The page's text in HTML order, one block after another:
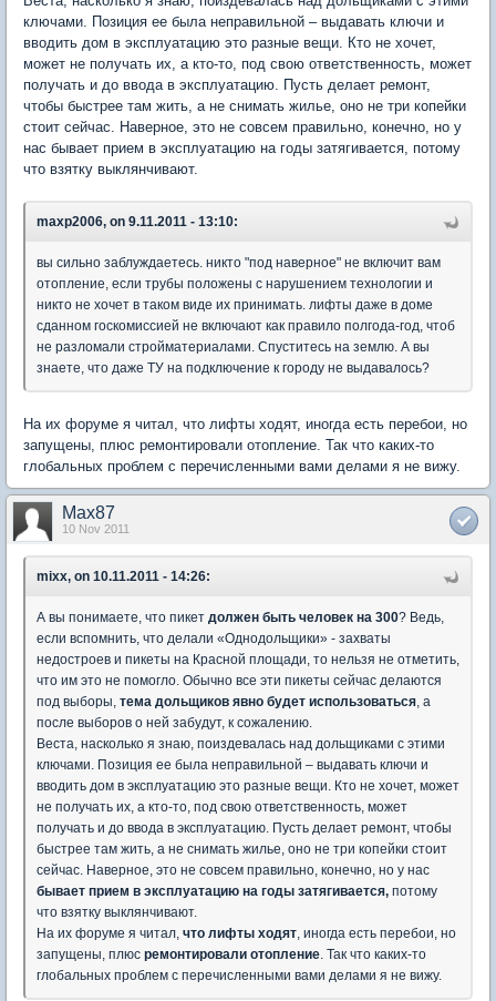
ключами. Позиция ее была неправильной – выдавать ключи и
вводить дом в эксплуатацию это разные вещи. Кто не хочет,
может не получать их, а кто-то, под свою ответственность, может
получать и до ввода в эксплуатацию. Пусть делает ремонт,
чтобы быстрее там жить, а не снимать жилье, оно не три копейки
стоит сейчас. Наверное, это не совсем правильно, конечно, но у
нас бывает прием в эксплуатацию на годы затягивается, потому
что взятку выклянчивают.
maxp2006, on 9.11.2011 - 13:10:
вы сильно заблуждаетесь. никто "под наверное" не включит вам
отопление, если трубы положены с нарушением технологии и
никто не хочет в таком виде их принимать. лифты даже в доме
сданном госкомиссией не включают как правило полгода-год, чтоб
не разломали стройматериалами. Спуститесь на землю. А вы
знаете, что даже ТУ на подключение к городу не выдавалось?
На их форуме я читал, что лифты ходят, иногда есть перебои, но
запущены, плюс ремонтировали отопление. Так что каких-то
глобальных проблем с перечисленными вами делами я не вижу.
Max87
10 Nov 2011
mixx, on 10.11.2011 - 14:26:
А вы понимаете, что пикет должен быть человек на 300? Ведь,
если вспомнить, что делали «Однодольщики» - захваты
недостроев и пикеты на Красной площади, то нельзя не отметить,
что им это не помогло. Обычно все эти пикеты сейчас делаются
под выборы, тема дольщиков явно будет использоваться, а
после выборов о ней забудут, к сожалению.
Веста, насколько я знаю, поиздевалась над дольщиками с этими
ключами. Позиция ее была неправильной – выдавать ключи и
вводить дом в эксплуатацию это разные вещи. Кто не хочет, может
не получать их, а кто-то, под свою ответственность, может
получать и до ввода в эксплуатацию. Пусть делает ремонт, чтобы
быстрее там жить, а не снимать жилье, оно не три копейки стоит
сейчас. Наверное, это не совсем правильно, конечно, но у нас
бывает прием в эксплуатацию на годы затягивается, потому
что взятку выклянчивают.
На их форуме я читал, что лифты ходят, иногда есть перебои, но
запущены, плюс ремонтировали отопление. Так что каких-то
глобальных проблем с перечисленными вами делами я не вижу.